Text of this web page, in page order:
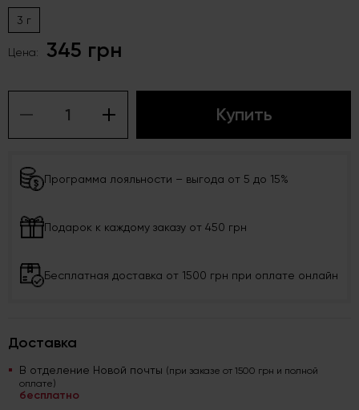
3 г
Цена: 345 грн
Купить
Программа лояльности – выгода от 5 до 15%
Подарок к каждому заказу от 450 грн
Бесплатная доставка от 1500 грн при оплате онлайн
Доставка
В отделение Новой почты (при заказе от 1500 грн и полной
оплате)
бесплатно